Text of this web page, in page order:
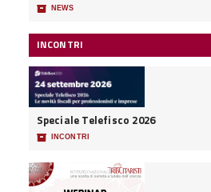
📦 NEWS
INCONTRI
Speciale Telefisco 2026
📦 INCONTRI